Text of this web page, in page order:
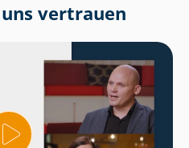
vertrauen